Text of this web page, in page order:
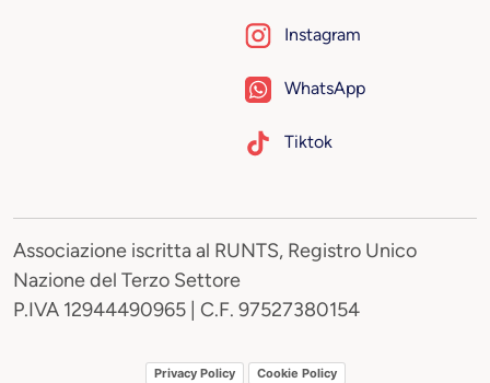
Instagram
WhatsApp
Tiktok
Associazione iscritta al RUNTS, Registro Unico
Nazione del Terzo Settore
P.IVA 12944490965 | C.F. 97527380154
Privacy Policy Cookie Policy